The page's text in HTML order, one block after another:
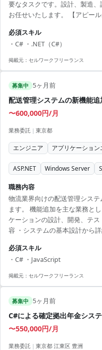
要なタスクです。設計、製造
お任せいたします。 【アピー
安定した稼働を見込める
必須スキル
・C# ・.NET（C#）
掲載元： セルワークフリーランス
募集中 5ヶ月前
配送管理システムの新機能追
〜600,000円/月
業務委託 | 東京都
エンジニア アプリケーション
ASP.NET Windows Server
職務内容
物流業界向けの配送管理シス
ます。 機能追加を主な業務と
ケーションの設計、開発、テ
容 ・システムの基本設計から
管理 ・WindowsServer上での
ント】 ・リモート勤務が可能
流業界のシステム開発に携われ
必須スキル
・C# ・JavaScript
掲載元： セルワークフリーランス
募集中 5ヶ月前
C#による確定拠出年金シス
〜550,000円/月
業務委託 | 東京都 江東区 豊洲